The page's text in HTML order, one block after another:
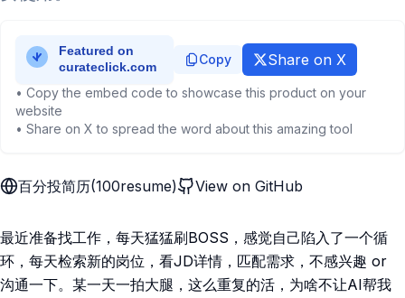
Copy Share on X
• Copy the embed code to showcase this product on your
website
• Share on X to spread the word about this amazing tool
百分投简历(100resume) View on GitHub
最近准备找工作，每天猛猛刷BOSS，感觉自己陷入了一个循
环，每天检索新的岗位，看JD详情，匹配需求，不感兴趣 or
沟通一下。某一天一拍大腿，这么重复的活，为啥不让AI帮我